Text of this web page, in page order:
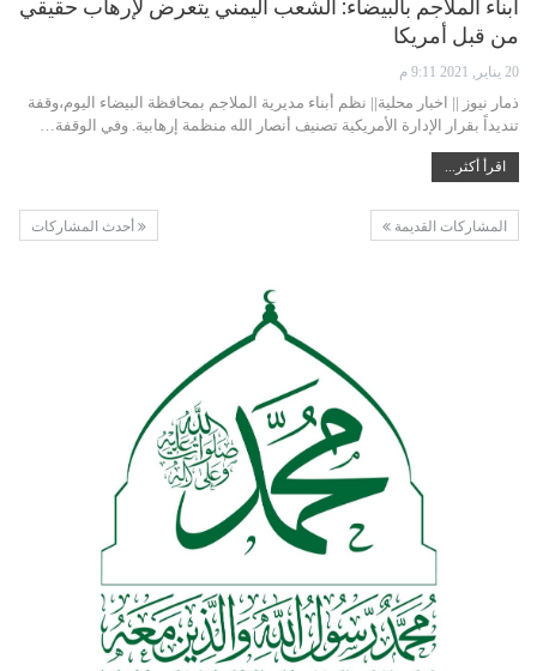
أبناء الملاجم بالبيضاء: الشعب اليمني يتعرض لإرهاب حقيقي
من قبل أمريكا
20 يناير, 2021 9:11 م
ذمار نيوز || اخبار محلية|| نظم أبناء مديرية الملاجم بمحافظة البيضاء اليوم،وقفة
تنديداً بقرار الإدارة الأمريكية تصنيف أنصار الله منظمة إرهابية. وفي الوقفة…
اقرأ أكثر...
المشاركات القديمة أحدث المشاركات